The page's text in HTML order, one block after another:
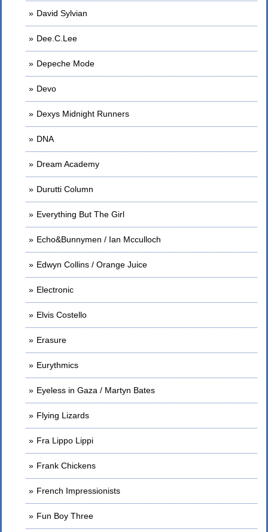
David Sylvian
Dee.C.Lee
Depeche Mode
Devo
Dexys Midnight Runners
DNA
Dream Academy
Durutti Column
Everything But The Girl
Echo&Bunnymen / Ian Mcculloch
Edwyn Collins / Orange Juice
Electronic
Elvis Costello
Erasure
Eurythmics
Eyeless in Gaza / Martyn Bates
Flying Lizards
Fra Lippo Lippi
Frank Chickens
French Impressionists
Fun Boy Three